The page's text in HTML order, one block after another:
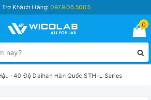
Trợ Khách Hàng: 0979.06.5005
0
-40 Độ Daihan Hàn Quốc STH-L Series